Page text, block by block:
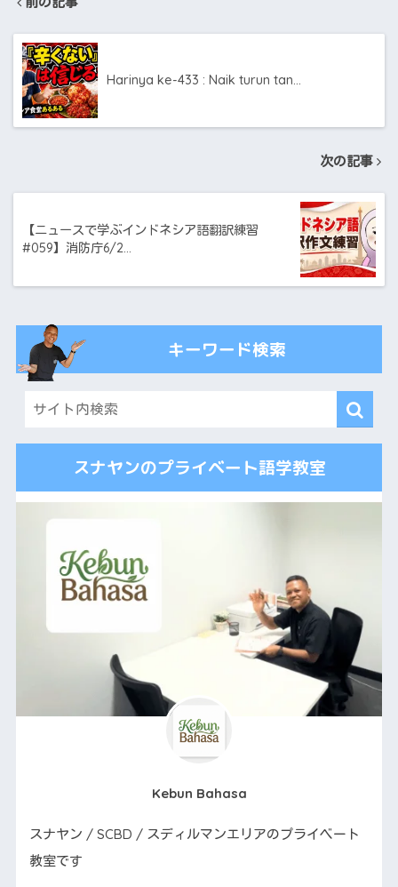
Harinya ke-433 : Naik turun tan…
次の記事
【ニュースで学ぶインドネシア語翻訳練習
#059】消防庁6/2…
キーワード検索
スナヤンのプライベート語学教室
Kebun Bahasa
スナヤン / SCBD / スディルマンエリアのプライベート
教室です